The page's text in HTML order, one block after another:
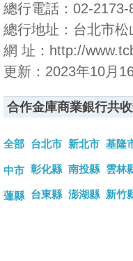
總行電話：02-2173-
總行地址：台北市
網 址：http://
更新：2023年10月
合作金庫商業銀行共
全部 台北市 新北市 基隆
中市 彰化縣 南投縣 雲林
蓮縣 台東縣 澎湖縣 新竹